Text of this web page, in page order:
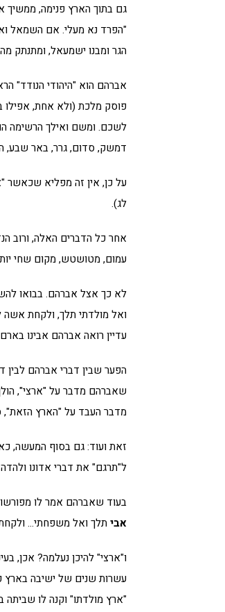
גם בתוך הארץ פנימה, ממשיך
"הפרד נא מעלי. אם השמאל
הגר ומבנו ישמעאל, ומתנתק
אברהם הוא "היהודי הנודד"
פוסק מלכת (ולא אחת, אפילו
לשכם. ומשם ואילך הרשימה
דמשק, סדום, גרר, באר שבע,
על כן, אין זה מפליא שכאשר
לג).
אחר כל הדברים האלה, ורוב
עמום, מטושטש, מקום שחי
לא כך אצל אברהם. בבואו
ואל מולדתי תלך, ולקחת אשה
עדיין רואה אברהם אבינו
הפער שבין דברי אברהם לבין
שאברהם מדבר על "ארצי",
מדבר העבד על "הארץ הזאת",
זאת ועוד: גם בסוף המעשה,
ל"תרגם" את דברי אדונו
בעוד שאברהם אמר לו
אבי תלך ואל משפחתי…
ו"ארצי" להיכן נעלמה? אכן,
עשרות שנים של ישיבה בארץ
"ארץ מולדתו" וקנה לו שביתה